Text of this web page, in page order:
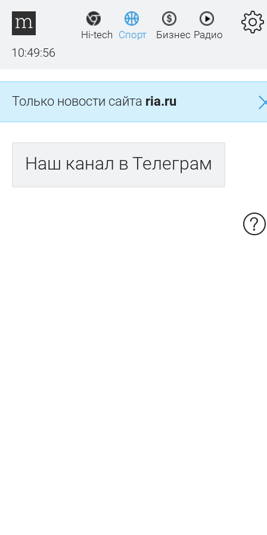
10:49:56
Hi-tech Спорт Бизнес Радио
Только новости сайта ria.ru
Наш канал в Телеграм